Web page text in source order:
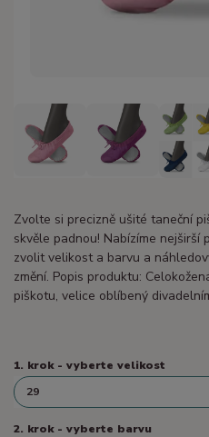
Zvolte si precizně ušité taneční
skvěle padnou! Nabízíme nejširší
zvolit velikost a barvu a
změní. Popis produktu:
piškotu, velice oblíbený
1. krok - vyberte velikost
2. krok - vyberte barvu